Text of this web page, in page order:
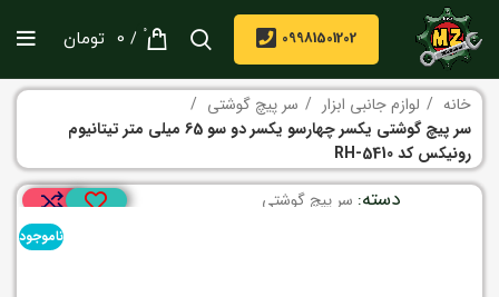
09981501202
0
/
0 تومان
خانه لوازم جانبی ابزار
سر پیچ گوشتی
سر پیچ گوشتی یکسر چهارسو یکسر دو سو 65 میلی متر تیتانیوم
رونیکس کد RH-5410
دسته: سر پیچ گوشتی
ناموجود